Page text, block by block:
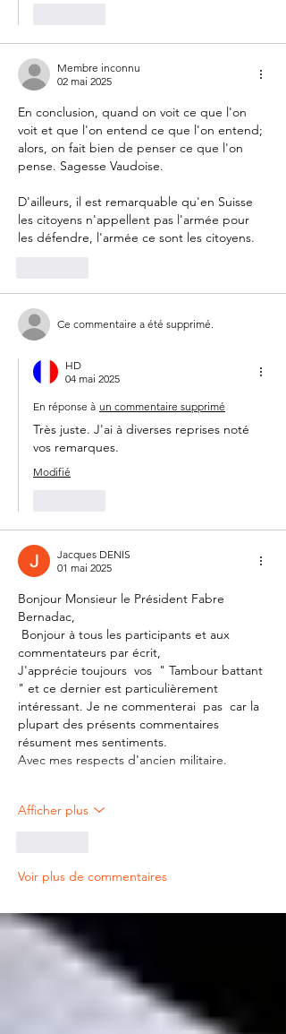
Membre inconnu
02 mai 2025
En conclusion, quand on voit ce que l'on
voit et que l'on entend ce que l'on entend;
alors, on fait bien de penser ce que l'on
pense. Sagesse Vaudoise.
D'ailleurs, il est remarquable qu'en Suisse
les citoyens n'appellent pas l'armée pour
les défendre, l'armée ce sont les citoyens.
Ce commentaire a été supprimé.
HD
04 mai 2025
En réponse à un commentaire supprimé
Très juste. J'ai à diverses reprises noté
vos remarques.
Modifié
Jacques DENIS
01 mai 2025
Bonjour Monsieur le Président Fabre
Bernadac,
commentateurs par écrit,
J'apprécie toujours  vos  " Tambour battant
" et ce dernier est particulièrement
intéressant. Je ne commenterai  pas  car la
plupart des présents commentaires
résument mes sentiments.
Avec mes respects d'ancien militaire.
Afficher plus
Voir plus de commentaires